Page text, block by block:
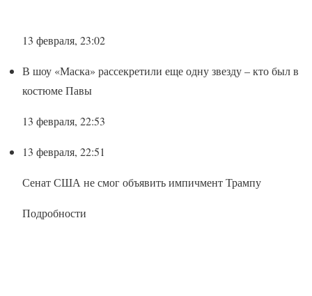
13 февраля, 23:02
В шоу «Маска» рассекретили еще одну звезду – кто был в
костюме Павы
13 февраля, 22:53
13 февраля, 22:51
Сенат США не смог объявить импичмент Трампу
Подробности